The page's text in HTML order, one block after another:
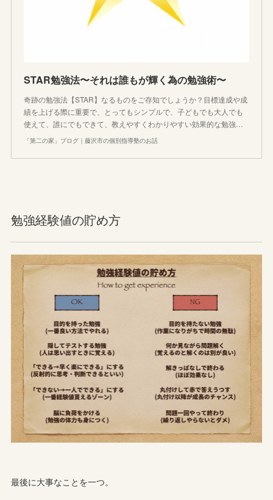
STAR勉強法〜それは誰もが輝く為の勉強術〜
奇跡の勉強法【STAR】なるものをご存知でしょうか？目標達成や成
績を上げる際に重要で、とってもシンプルで、子どもでも大人でも
使えて、誰にでもできて、教えやすくわかりやすい効果的な勉強…
「第二の家」ブログ｜藤沢市の個別指導塾のお話
勉強経験値の貯め方
最後に大事なことを一つ。